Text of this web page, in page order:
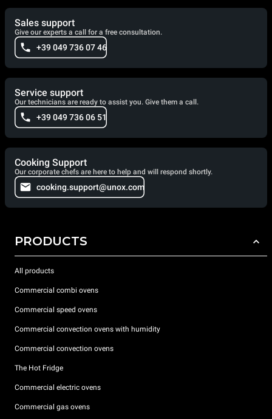
Sales support
Give our experts a call for a free consultation.
+39 049 736 07 46
Service support
Our technicians are ready to assist you. Give them a call.
+39 049 736 06 51
Cooking Support
Our corporate chefs are here to help and will respond shortly.
cooking.support@unox.com
PRODUCTS
All products
Commercial combi ovens
Commercial speed ovens
Commercial convection ovens with humidity
Commercial convection ovens
The Hot Fridge
Commercial electric ovens
Commercial gas ovens